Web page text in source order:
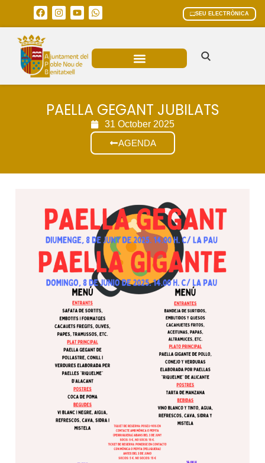
SEU ELECTRÒNICA
PAELLA GEGANT JUBILATS
31 October 2025
AGENDA